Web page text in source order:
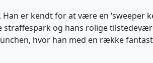
er kendt for at være en ‘sweeper
og hans rolige
hvor han med en række